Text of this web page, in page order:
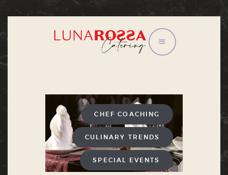
CONVEGNI
EVENTI
IL TRAM
LISTINO
CONTATTI
PRIVACY POLICY
CHEF COACHING
CULINARY TRENDS
SPECIAL EVENTS